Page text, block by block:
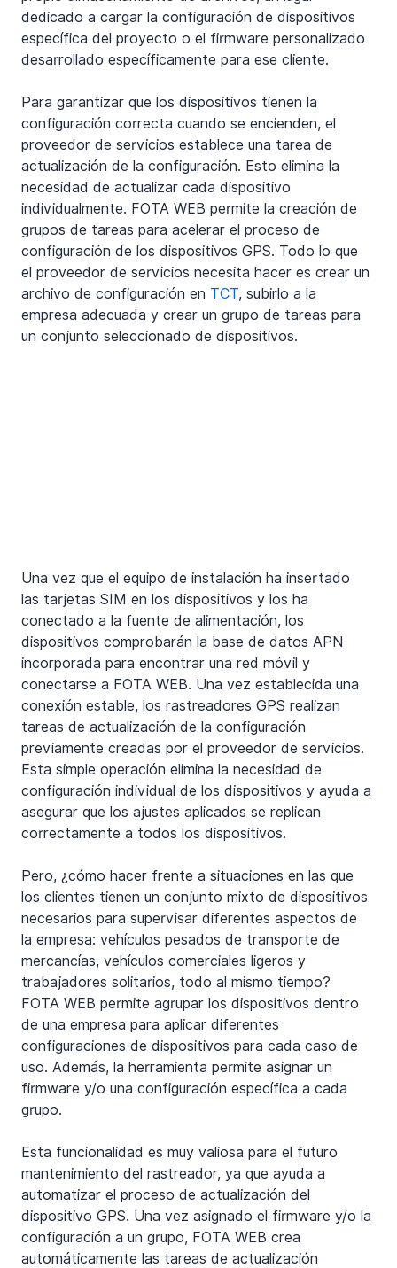
dedicado a cargar la configuración de dispositivos
específica del proyecto o el firmware personalizado
desarrollado específicamente para ese cliente.
Para garantizar que los dispositivos tienen la
configuración correcta cuando se encienden, el
proveedor de servicios establece una tarea de
actualización de la configuración. Esto elimina la
necesidad de actualizar cada dispositivo
individualmente. FOTA WEB permite la creación de
grupos de tareas para acelerar el proceso de
configuración de los dispositivos GPS. Todo lo que
el proveedor de servicios necesita hacer es crear un
archivo de configuración en TCT, subirlo a la
empresa adecuada y crear un grupo de tareas para
un conjunto seleccionado de dispositivos.
Una vez que el equipo de instalación ha insertado
las tarjetas SIM en los dispositivos y los ha
conectado a la fuente de alimentación, los
dispositivos comprobarán la base de datos APN
incorporada para encontrar una red móvil y
conectarse a FOTA WEB. Una vez establecida una
conexión estable, los rastreadores GPS realizan
tareas de actualización de la configuración
previamente creadas por el proveedor de servicios.
Esta simple operación elimina la necesidad de
configuración individual de los dispositivos y ayuda a
asegurar que los ajustes aplicados se replican
correctamente a todos los dispositivos.
Pero, ¿cómo hacer frente a situaciones en las que
los clientes tienen un conjunto mixto de dispositivos
necesarios para supervisar diferentes aspectos de
la empresa: vehículos pesados de transporte de
mercancías, vehículos comerciales ligeros y
trabajadores solitarios, todo al mismo tiempo?
FOTA WEB permite agrupar los dispositivos dentro
de una empresa para aplicar diferentes
configuraciones de dispositivos para cada caso de
uso. Además, la herramienta permite asignar un
firmware y/o una configuración específica a cada
grupo.
Esta funcionalidad es muy valiosa para el futuro
mantenimiento del rastreador, ya que ayuda a
automatizar el proceso de actualización del
dispositivo GPS. Una vez asignado el firmware y/o la
configuración a un grupo, FOTA WEB crea
automáticamente las tareas de actualización